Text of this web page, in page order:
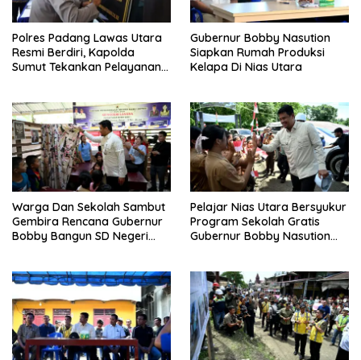
Polres Padang Lawas Utara
Resmi Berdiri, Kapolda
Sumut Tekankan Pelayanan
Gubernur Bobby Nasution
Siapkan Rumah Produksi
Kelapa Di Nias Utara
Warga Dan Sekolah Sambut
Gembira Rencana Gubernur
Bobby Bangun SD Negeri
Pelajar Nias Utara Bersyukur
Program Sekolah Gratis
Gubernur Bobby Nasution